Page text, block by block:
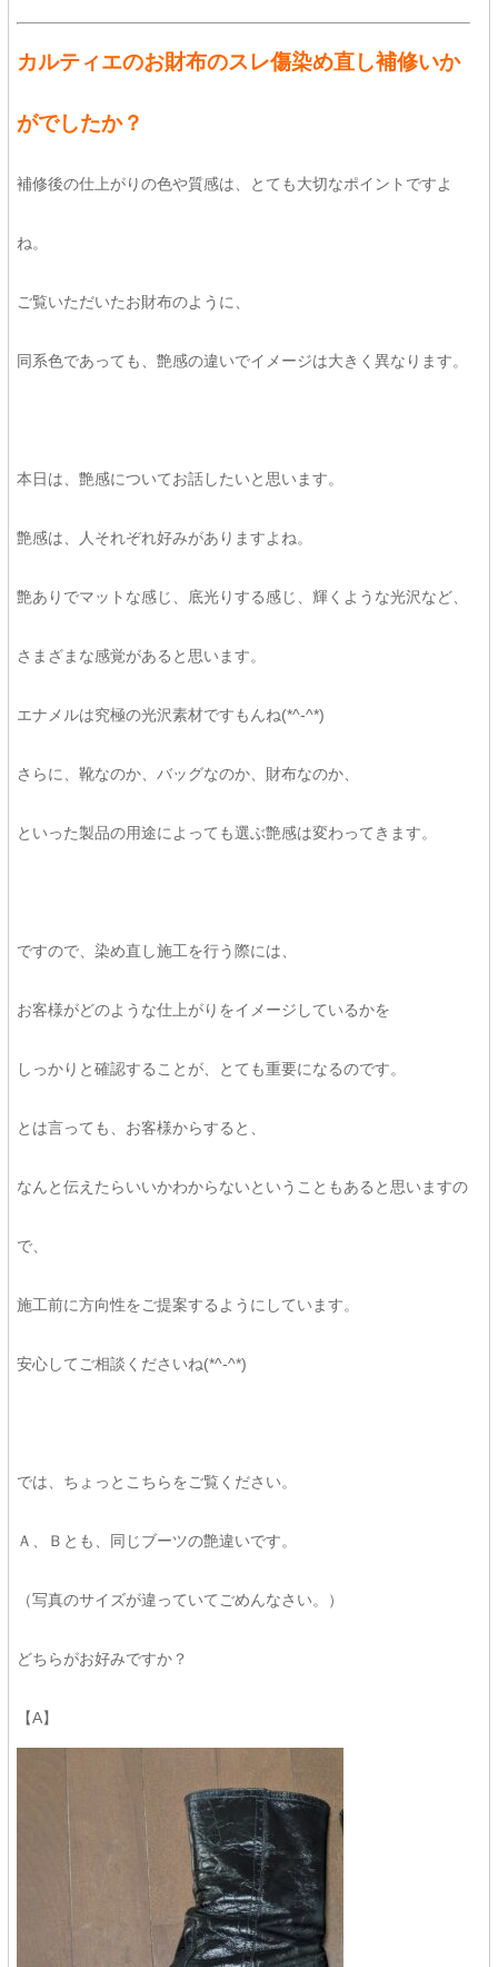
カルティエのお財布のスレ傷染め直し補修いか
がでしたか？
補修後の仕上がりの色や質感は、とても大切なポイントですよ
ね。
ご覧いただいたお財布のように、
同系色であっても、艶感の違いでイメージは大きく異なります。
本日は、艶感についてお話したいと思います。
艶感は、人それぞれ好みがありますよね。
艶ありでマットな感じ、底光りする感じ、輝くような光沢など、
さまざまな感覚があると思います。
エナメルは究極の光沢素材ですもんね(*^-^*)
さらに、靴なのか、バッグなのか、財布なのか、
といった製品の用途によっても選ぶ艶感は変わってきます。
ですので、染め直し施工を行う際には、
お客様がどのような仕上がりをイメージしているかを
しっかりと確認することが、とても重要になるのです。
とは言っても、お客様からすると、
なんと伝えたらいいかわからないということもあると思いますの
で、
施工前に方向性をご提案するようにしています。
安心してご相談くださいね(*^-^*)
では、ちょっとこちらをご覧ください。
Ａ、Ｂとも、同じブーツの艶違いです。
（写真のサイズが違っていてごめんなさい。）
どちらがお好みですか？
【A】